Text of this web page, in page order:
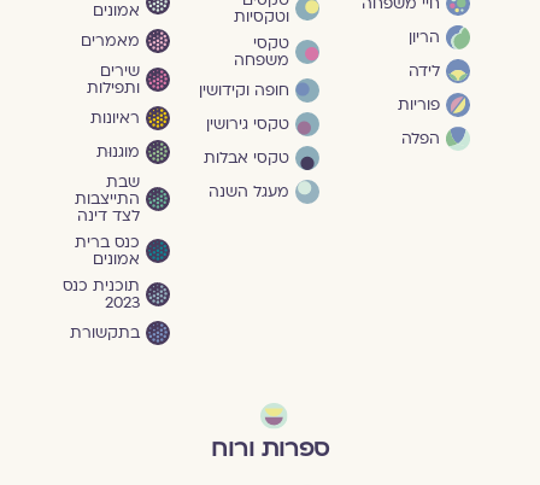
הריון
לידה
פוריות
הפלה
וטקסיות
טקסי
משפחה
חופה וקידושין
טקסי גירושין
טקסי אבלות
מעגל השנה
אמונים
מאמרים
שירים
ותפילות
ראיונות
מוגנוּת
שבת
התייצבות
לצד דינה
כנס ברית
אמונים
תוכנית כנס
2023
בתקשורת
ספרות ורוח